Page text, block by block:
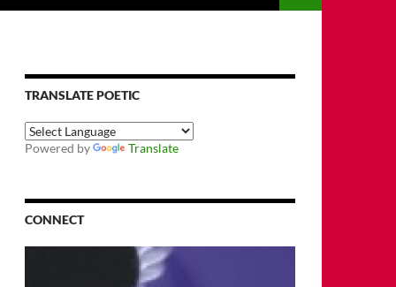
TRANSLATE POETIC
Powered by Translate
CONNECT